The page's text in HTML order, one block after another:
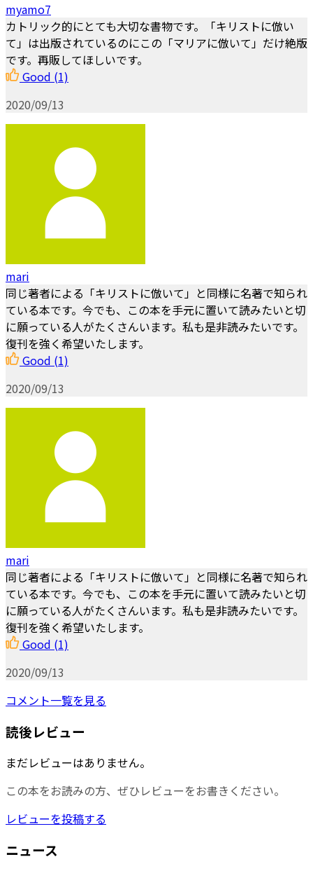
myamo7
カトリック的にとても大切な書物です。「キリストに倣い
て」は出版されているのにこの「マリアに倣いて」だけ絶版
です。再販してほしいです。
Good (1)
2020/09/13
mari
同じ著者による「キリストに倣いて」と同様に名著で知られ
ている本です。今でも、この本を手元に置いて読みたいと切
に願っている人がたくさんいます。私も是非読みたいです。
復刊を強く希望いたします。
Good (1)
2020/09/13
mari
同じ著者による「キリストに倣いて」と同様に名著で知られ
ている本です。今でも、この本を手元に置いて読みたいと切
に願っている人がたくさんいます。私も是非読みたいです。
復刊を強く希望いたします。
Good (1)
2020/09/13
コメント一覧を見る
読後レビュー
まだレビューはありません。
この本をお読みの方、ぜひレビューをお書きください。
レビューを投稿する
ニュース